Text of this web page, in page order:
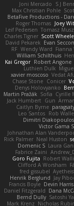
Joni Mercado S J
Max Christian Pohle
BetaFive Productions -
Roger Thomas Joey
Leif Pedersen Tomasz
Charles Tigner Scott
David Pekarek Evan
RF Wendy Ward Fianna
William Schilthuis
Kai Gregor Robert Angone
Luthien Dulk
xavier moscoso Vedat
Chase Stone Conicer
Denys Holovyanko
Martin Pražák Sofia Cyrille
Jack Humbert Gun
Caitlyn Byrne
Leo Santos Rob
Dimitri Diakopoulos
Victor Gama
Johnathan Alan
Rick Palmer Neal Huston
Domenic S Laura
Fabrice Zaini
Goro Fujita Robert
Clifford A Worsham
fred gissubel
Henrik Berglund Jay
Francis Boyle Devin Harris
Daniel Fitzgerald Dana
Bernd Dully Satoshi
Mark Krenz Nicholas